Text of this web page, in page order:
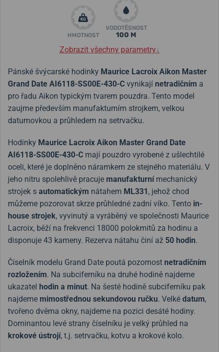
HMOTNOST
VODOTĚSNOST
100 M
Zobrazit všechny parametry↓
Pánské švýcarské hodinky Maurice Lacroix Aikon Master
Grand Date AI6118-SS00E-430-C vynikají netradičním a
pro řadu Aikon typickým tvarem pouzdra. Tento model
zaujme především manufakturním strojkem, velkou
datumovkou a průhledem na setrvačku.
Hodinky Maurice Lacroix Aikon Master Grand Date
AI6118-SS00E-430-C mají pouzdro vyrobené z ušlechtilé
oceli, které je doplněno náramkem ze stejného materiálu. V
jeho nitru spolehlivě pracuje manufakturnímechanický
strojek s automatickým nátahem ML331, jehož chod
můžeme pozorovat skrze průhledné zadní víko. Tento in-
house strojek, vyvinutý a vyráběný ve společnosti Maurice
Lacroix, běží na frekvenci 18000 polokmitů za hodinu a
disponuje 43 kameny. Rezerva nátahu činí až 50 hodin.
Číselník modelu Grand Date poutá pozornost netradičním
rozložením. Na subciferníku na druhé hodině najdeme
ukazatel hodin a minut. Na šesté hodině subciferníku pak
najdeme mimostřednou sekundovou ručku. Velké datum,
tvořeno dvěma okny, najdeme na pozici desáté hodiny.
Dominantou levé strany číselníku je velký průhled na
krokové ústrojí, t.j. setrvačku, kotvu a krokové kolo.